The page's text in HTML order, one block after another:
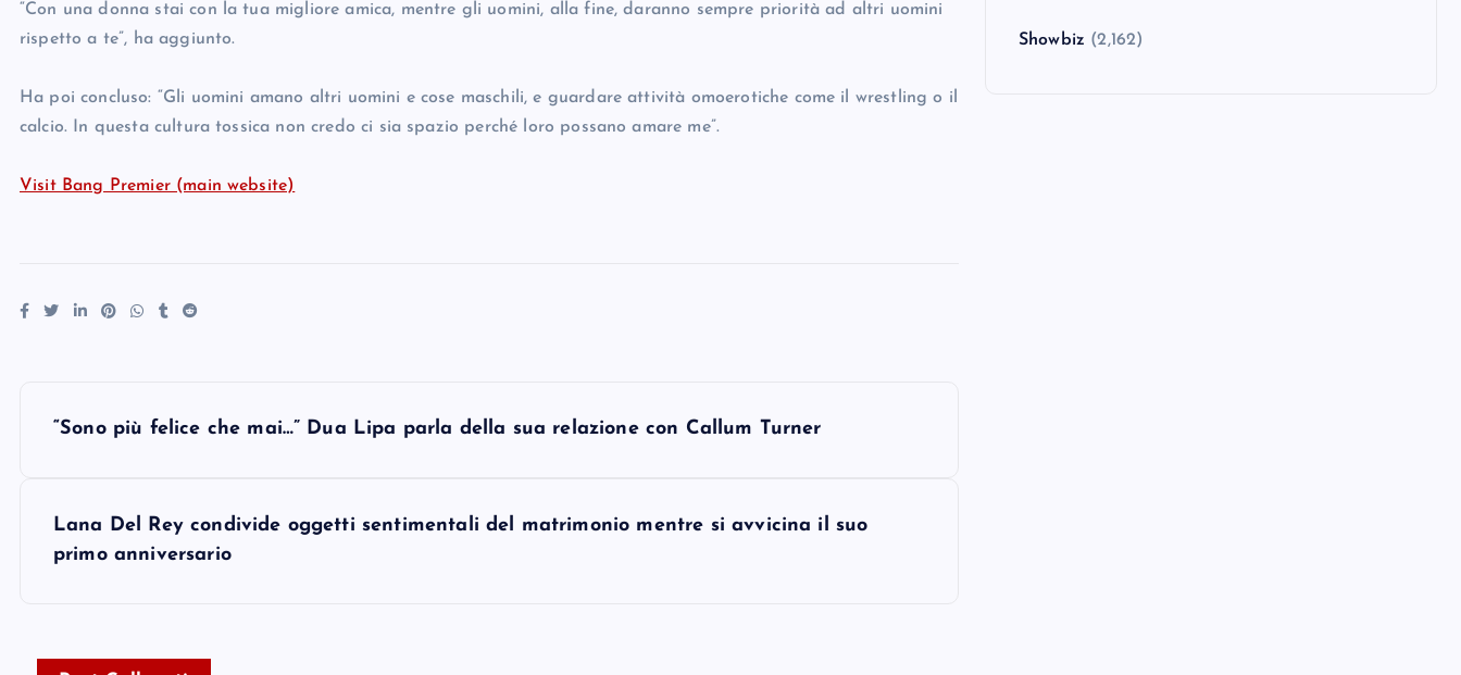
“Con una donna stai con la tua migliore amica, mentre gli uomini, alla fine, daranno sempre priorità ad altri uomini
rispetto a te”, ha aggiunto.
Ha poi concluso: “Gli uomini amano altri uomini e cose maschili, e guardare attività omoerotiche come il wrestling o il
calcio. In questa cultura tossica non credo ci sia spazio perché loro possano amare me”.
Visit Bang Premier (main website)
n
“Sono più felice che mai…” Dua Lipa parla della sua relazione con Callum Turner
Lana Del Rey condivide oggetti sentimentali del matrimonio mentre si avvicina il suo
primo anniversario
Showbiz (2,162)